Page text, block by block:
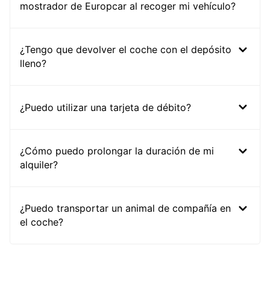
mostrador de Europcar al recoger mi vehículo?
¿Tengo que devolver el coche con el depósito
lleno?
¿Puedo utilizar una tarjeta de débito?
¿Cómo puedo prolongar la duración de mi
alquiler?
¿Puedo transportar un animal de compañía en
el coche?